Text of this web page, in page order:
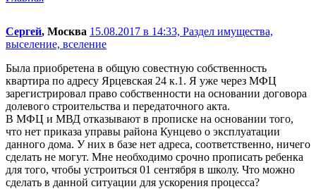
Сергей, Москва 15.08.2017 в 14:33, Раздел имущества,
выселение, вселение
Была приобретена в общую совестную собственность
квартира по адресу Ярцевская 24 к.1. Я уже через МФЦ
зарегистрировал право собственности на основании договора
долевого строительства и передаточного акта.
В МФЦ и МВД отказывают в прописке на основании того,
что нет приказа управы района Кунцево о эксплуатации
данного дома. У них в базе нет адреса, соответственно, ничего
сделать не могут. Мне необходимо срочно прописать ребенка
для того, чтобы устроиться 01 сентября в школу. Что можно
сделать в данной ситуации для ускорения процесса?